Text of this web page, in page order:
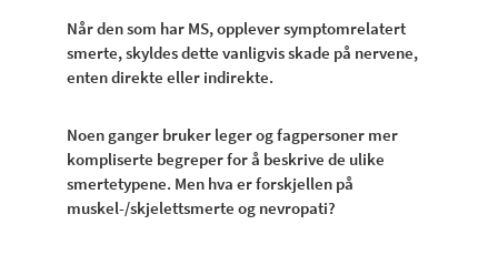
Når den som har MS, opplever symptomrelatert
smerte, skyldes dette vanligvis skade på nervene,
enten direkte eller indirekte.
Noen ganger bruker leger og fagpersoner mer
kompliserte begreper for å beskrive de ulike
smertetypene. Men hva er forskjellen på
muskel-/skjelettsmerte og nevropati?